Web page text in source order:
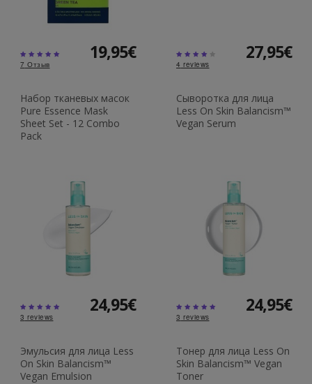
7 Отзыв
19,95€
Набор тканевых масок
Pure Essence Mask
Sheet Set - 12 Combo
Pack
4 reviews
27,95€
Сыворотка для лица
Less On Skin Balancism™
Vegan Serum
3 reviews
24,95€
Эмульсия для лица Less
On Skin Balancism™
Vegan Emulsion
3 reviews
24,95€
Тонер для лица Less On
Skin Balancism™ Vegan
Toner